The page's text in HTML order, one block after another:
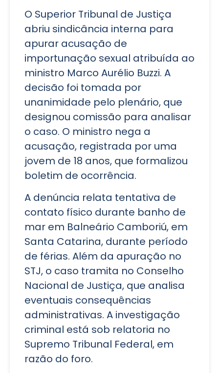
O Superior Tribunal de Justiça
abriu sindicância interna para
apurar acusação de
importunação sexual atribuída ao
ministro Marco Aurélio Buzzi. A
decisão foi tomada por
unanimidade pelo plenário, que
designou comissão para analisar
o caso. O ministro nega a
acusação, registrada por uma
jovem de 18 anos, que formalizou
boletim de ocorrência.
A denúncia relata tentativa de
contato físico durante banho de
mar em Balneário Camboriú, em
Santa Catarina, durante período
de férias. Além da apuração no
STJ, o caso tramita no Conselho
Nacional de Justiça, que analisa
eventuais consequências
administrativas. A investigação
criminal está sob relatoria no
Supremo Tribunal Federal, em
razão do foro.